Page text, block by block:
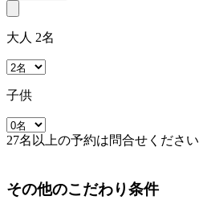
大人 2名
子供
27名以上の予約は問合せください
その他のこだわり条件